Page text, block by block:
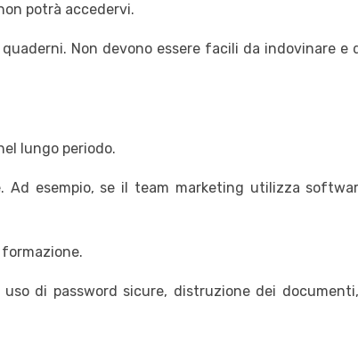
potrà accedervi.
Non devono essere facili da indovinare e
lungo periodo.
Ad esempio, se il team marketing utilizza
di password sicure, distruzione dei